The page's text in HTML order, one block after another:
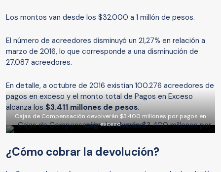
Los montos van desde los $32.000 a 1 millón de pesos.
El número de acreedores disminuyó un 21,27% en relación a
marzo de 2016, lo que corresponde a una disminución de
27.087 acreedores.
En detalle, a octubre de 2016 existían 100.276 acreedores de
pagos en exceso y el monto total de Pagos en Exceso
alcanza los $3.411 millones de pesos.
Cajas de Compensación devolverán $3.400 millones por pagos en
exceso
¿Cómo cobrar la devolución?